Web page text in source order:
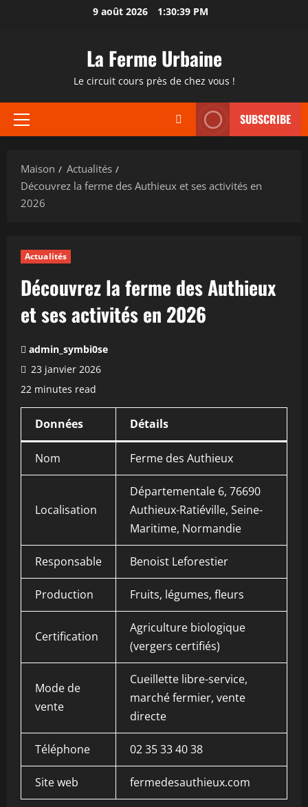
9 août 2026 1:30:40 PM
La Ferme Urbaine
Le circuit cours près de chez vous !
Menu
SUBSCRIBE
Maison
Actualités
Découvrez la ferme des Authieux et ses activités en
2026
Actualités
Découvrez la ferme des Authieux
et ses activités en 2026
admin_symbi0se
23 janvier 2026
22 minutes read
Données Détails
Nom Ferme des Authieux
Localisation
Départementale 6, 76690
Authieux-Ratiéville, Seine-
Maritime, Normandie
Responsable Benoist Leforestier
Production Fruits, légumes, fleurs
Certification
Agriculture biologique
(vergers certifiés)
Mode de
vente
Cueillette libre-service,
marché fermier, vente
directe
Téléphone 02 35 33 40 38
Site web fermedesauthieux.com